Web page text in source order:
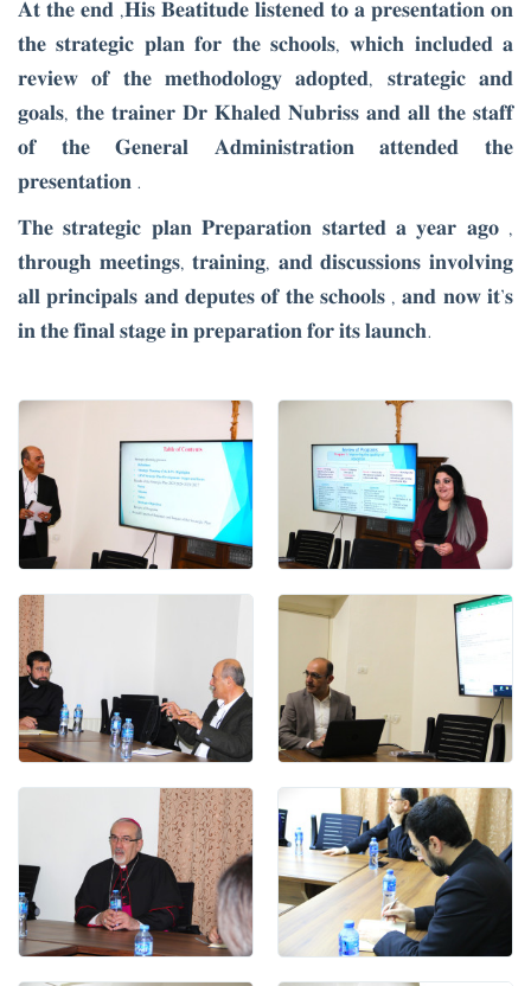
𝐀𝐭 𝐭𝐡𝐞 𝐞𝐧𝐝 ,𝐇𝐢𝐬 𝐁𝐞𝐚𝐭𝐢𝐭𝐮𝐝𝐞 𝐥𝐢𝐬𝐭𝐞𝐧𝐞𝐝 𝐭𝐨 𝐚 𝐩𝐫𝐞𝐬𝐞𝐧𝐭𝐚𝐭𝐢𝐨𝐧 𝐨𝐧
𝐭𝐡𝐞 𝐬𝐭𝐫𝐚𝐭𝐞𝐠𝐢𝐜 𝐩𝐥𝐚𝐧 𝐟𝐨𝐫 𝐭𝐡𝐞 𝐬𝐜𝐡𝐨𝐨𝐥𝐬, 𝐰𝐡𝐢𝐜𝐡 𝐢𝐧𝐜𝐥𝐮𝐝𝐞𝐝 𝐚
𝐫𝐞𝐯𝐢𝐞𝐰 𝐨𝐟 𝐭𝐡𝐞 𝐦𝐞𝐭𝐡𝐨𝐝𝐨𝐥𝐨𝐠𝐲 𝐚𝐝𝐨𝐩𝐭𝐞𝐝, 𝐬𝐭𝐫𝐚𝐭𝐞𝐠𝐢𝐜 𝐚𝐧𝐝
𝐠𝐨𝐚𝐥𝐬, 𝐭𝐡𝐞 𝐭𝐫𝐚𝐢𝐧𝐞𝐫 𝐃𝐫 𝐊𝐡𝐚𝐥𝐞𝐝 𝐍𝐮𝐛𝐫𝐢𝐬𝐬 𝐚𝐧𝐝 𝐚𝐥𝐥 𝐭𝐡𝐞 𝐬𝐭𝐚𝐟𝐟
𝐨𝐟 𝐭𝐡𝐞 𝐆𝐞𝐧𝐞𝐫𝐚𝐥 𝐀𝐝𝐦𝐢𝐧𝐢𝐬𝐭𝐫𝐚𝐭𝐢𝐨𝐧 𝐚𝐭𝐭𝐞𝐧𝐝𝐞𝐝 𝐭𝐡𝐞
𝐩𝐫𝐞𝐬𝐞𝐧𝐭𝐚𝐭𝐢𝐨𝐧 .
𝐓𝐡𝐞 𝐬𝐭𝐫𝐚𝐭𝐞𝐠𝐢𝐜 𝐩𝐥𝐚𝐧 𝐏𝐫𝐞𝐩𝐚𝐫𝐚𝐭𝐢𝐨𝐧 𝐬𝐭𝐚𝐫𝐭𝐞𝐝 𝐚 𝐲𝐞𝐚𝐫 𝐚𝐠𝐨 ,
𝐭𝐡𝐫𝐨𝐮𝐠𝐡 𝐦𝐞𝐞𝐭𝐢𝐧𝐠𝐬, 𝐭𝐫𝐚𝐢𝐧𝐢𝐧𝐠, 𝐚𝐧𝐝 𝐝𝐢𝐬𝐜𝐮𝐬𝐬𝐢𝐨𝐧𝐬 𝐢𝐧𝐯𝐨𝐥𝐯𝐢𝐧𝐠
𝐚𝐥𝐥 𝐩𝐫𝐢𝐧𝐜𝐢𝐩𝐚𝐥𝐬 𝐚𝐧𝐝 𝐝𝐞𝐩𝐮𝐭𝐞𝐬 𝐨𝐟 𝐭𝐡𝐞 𝐬𝐜𝐡𝐨𝐨𝐥𝐬 , 𝐚𝐧𝐝 𝐧𝐨𝐰 𝐢𝐭’𝐬
𝐢𝐧 𝐭𝐡𝐞 𝐟𝐢𝐧𝐚𝐥 𝐬𝐭𝐚𝐠𝐞 𝐢𝐧 𝐩𝐫𝐞𝐩𝐚𝐫𝐚𝐭𝐢𝐨𝐧 𝐟𝐨𝐫 𝐢𝐭𝐬 𝐥𝐚𝐮𝐧𝐜𝐡.